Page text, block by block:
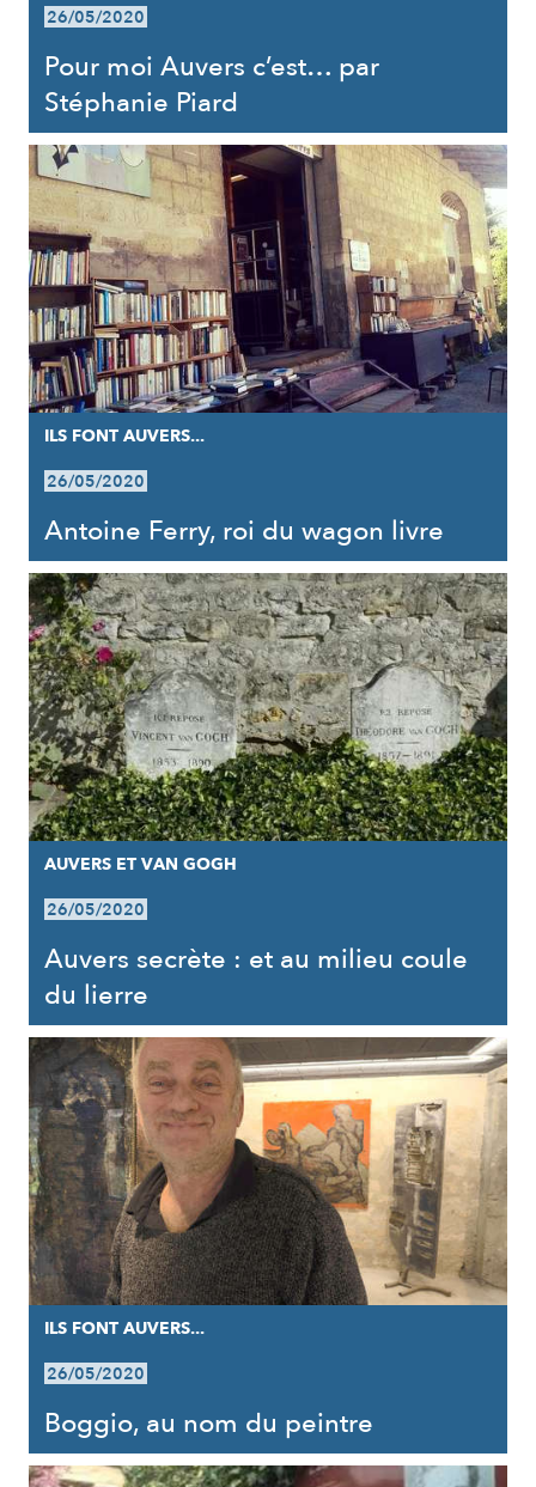
26/05/2020
Pour moi Auvers c’est… par
Stéphanie Piard
ILS FONT AUVERS...
26/05/2020
Antoine Ferry, roi du wagon livre
AUVERS ET VAN GOGH
26/05/2020
Auvers secrète : et au milieu coule
du lierre
ILS FONT AUVERS...
26/05/2020
Boggio, au nom du peintre